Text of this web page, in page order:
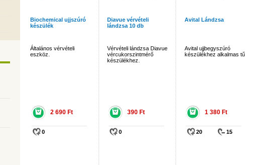
Biochemical ujjszúró
készülék
Általános vérvételi
eszköz.
2 690 Ft
0
Diavue vérvételi
lándzsa 10 db
Vérvételi lándzsa Diavue
vércukorszintmérő
készülékhez.
390 Ft
0
Avital Lándzsa
Avital ujjbegyszúró
készülékhez alkalmas tű
1 380 Ft
20 15